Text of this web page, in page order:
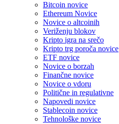
Bitcoin novice
Ethereum Novice
Novice o altcoinih
Veriženju blokov
Kripto igra na srečo
Kripto trg poroča novice
ETF novice
Novice o borzah
Finančne novice
Novice o vdoru
Politične in regulativne
Napovedi novice
Stablecoin novice
Tehnološke novice